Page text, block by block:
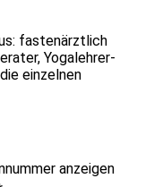
fastenärztlich
Yogalehrer-
einzelnen
anzeigen